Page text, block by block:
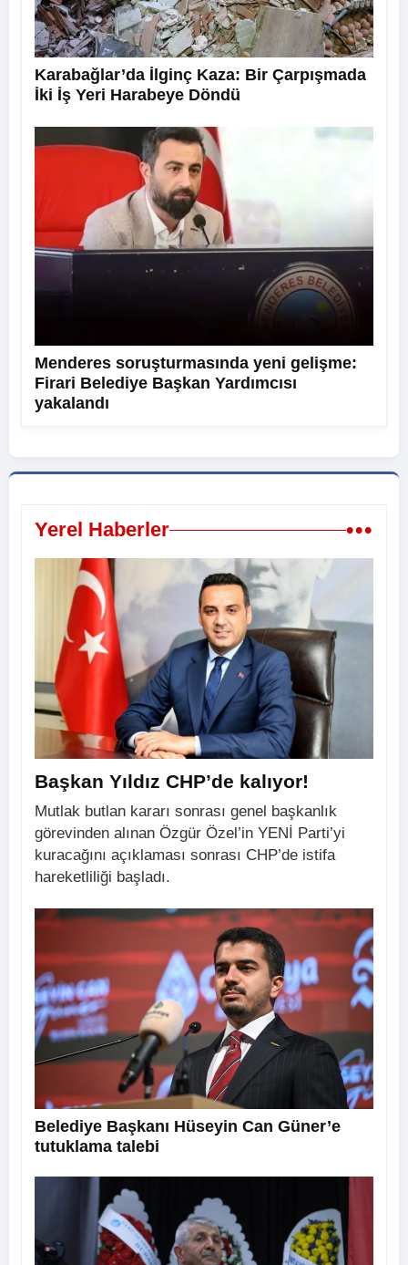
Karabağlar’da İlginç Kaza: Bir Çarpışmada
İki İş Yeri Harabeye Döndü
Menderes soruşturmasında yeni gelişme:
Firari Belediye Başkan Yardımcısı
yakalandı
Yerel Haberler •••
Başkan Yıldız CHP’de kalıyor!
Mutlak butlan kararı sonrası genel başkanlık
görevinden alınan Özgür Özel’in YENİ Parti’yi
kuracağını açıklaması sonrası CHP’de istifa
hareketliliği başladı.
Belediye Başkanı Hüseyin Can Güner’e
tutuklama talebi